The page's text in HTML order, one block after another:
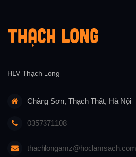
HLV Thạch Long
Chàng Sơn, Thạch Thất, Hà Nội
0357371108
thachlongamz@hoclamsach.com